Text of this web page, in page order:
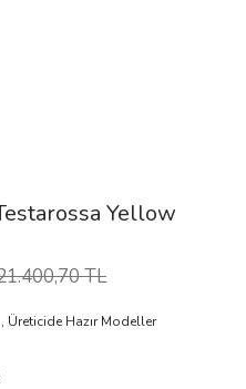
Yellow
TL
, Üreticide Hazır Modeller